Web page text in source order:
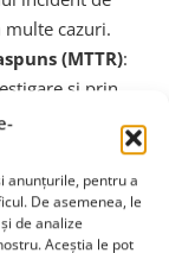
anunțurile, pentru a
De asemenea, le
de analize
Aceștia le pot
multe cazuri.
(MTTR):
si prin
pot lua
avansate
mai eficienta
de false